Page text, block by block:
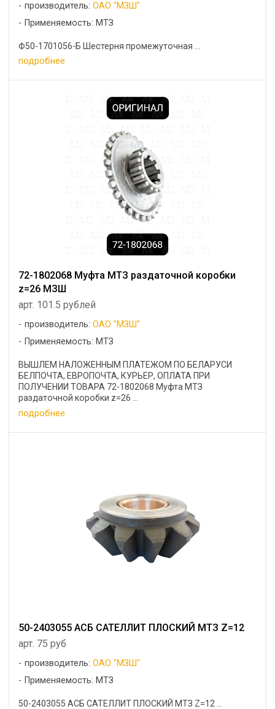
производитель:ОАО "МЗШ"
Применяемость: МТЗ
Ф50-1701056-Б Шестерня промежуточная ...
подробнее
72-1802068 Муфта МТЗ раздаточной коробки
z=26 МЗШ
арт. 101.5 рублей
производитель:ОАО "МЗШ"
Применяемость: МТЗ
ВЫШЛЕМ НАЛОЖЕННЫМ ПЛАТЕЖОМ ПО БЕЛАРУСИ
БЕЛПОЧТА, ЕВРОПОЧТА, КУРЬЕР, ОПЛАТА ПРИ
ПОЛУЧЕНИИ ТОВАРА 72-1802068 Муфта МТЗ
раздаточной коробки z=26 ...
подробнее
50-2403055 АСБ САТЕЛЛИТ ПЛОСКИЙ МТЗ Z=12
арт. 75 руб
производитель:ОАО "МЗШ"
Применяемость: МТЗ
50-2403055 АСБ САТЕЛЛИТ ПЛОСКИЙ МТЗ Z=12 ...